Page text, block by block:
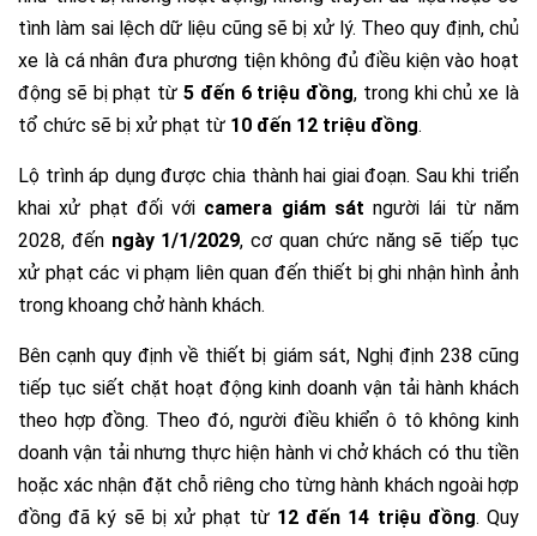
tình làm sai lệch dữ liệu cũng sẽ bị xử lý. Theo quy định, chủ
xe là cá nhân đưa phương tiện không đủ điều kiện vào hoạt
động sẽ bị phạt từ 5 đến 6 triệu đồng, trong khi chủ xe là
tổ chức sẽ bị xử phạt từ 10 đến 12 triệu đồng.
Lộ trình áp dụng được chia thành hai giai đoạn. Sau khi triển
khai xử phạt đối với camera giám sát người lái từ năm
2028, đến ngày 1/1/2029, cơ quan chức năng sẽ tiếp tục
xử phạt các vi phạm liên quan đến thiết bị ghi nhận hình ảnh
trong khoang chở hành khách.
Bên cạnh quy định về thiết bị giám sát, Nghị định 238 cũng
tiếp tục siết chặt hoạt động kinh doanh vận tải hành khách
theo hợp đồng. Theo đó, người điều khiển ô tô không kinh
doanh vận tải nhưng thực hiện hành vi chở khách có thu tiền
hoặc xác nhận đặt chỗ riêng cho từng hành khách ngoài hợp
đồng đã ký sẽ bị xử phạt từ 12 đến 14 triệu đồng. Quy